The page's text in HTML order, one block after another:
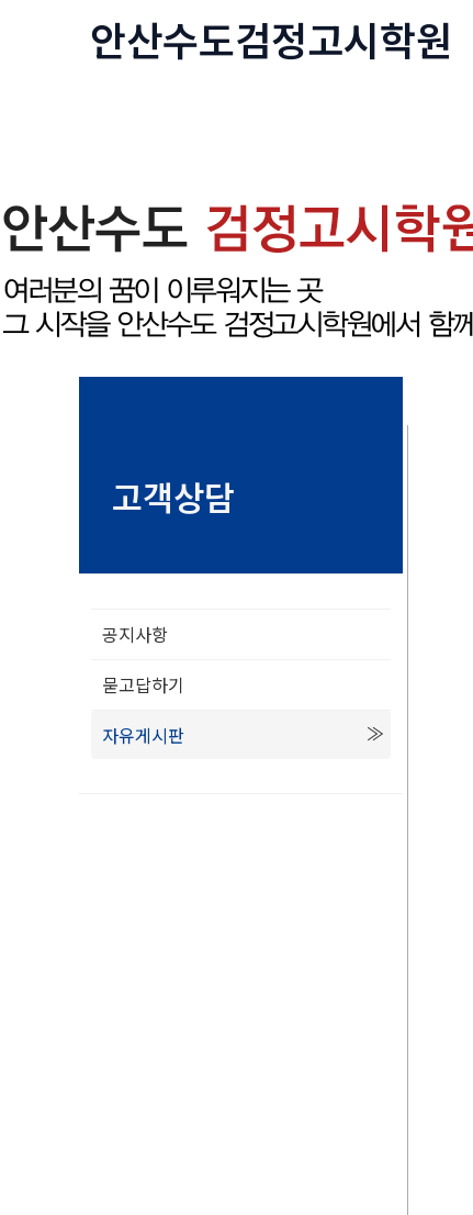
뛰
기
안산수도검정고시학원
고객상담
공지사항
묻고답하기
자유게시판